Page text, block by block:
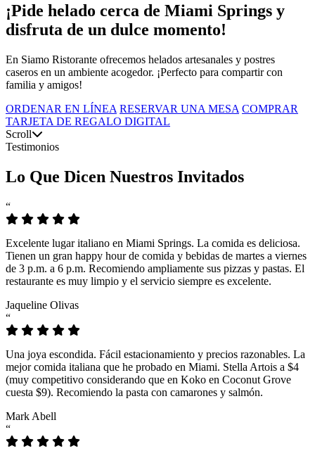
¡Pide helado cerca de Miami Springs y
disfruta de un dulce momento!
En Siamo Ristorante ofrecemos helados artesanales y postres
caseros en un ambiente acogedor. ¡Perfecto para compartir con
familia y amigos!
ORDENAR EN LÍNEA RESERVAR UNA MESA COMPRAR
TARJETA DE REGALO DIGITAL
Scroll
Testimonios
Lo Que Dicen Nuestros Invitados
“
Excelente lugar italiano en Miami Springs. La comida es deliciosa.
Tienen un gran happy hour de comida y bebidas de martes a viernes
de 3 p.m. a 6 p.m. Recomiendo ampliamente sus pizzas y pastas. El
restaurante es muy limpio y el servicio siempre es excelente.
Jaqueline Olivas
“
Una joya escondida. Fácil estacionamiento y precios razonables. La
mejor comida italiana que he probado en Miami. Stella Artois a $4
(muy competitivo considerando que en Koko en Coconut Grove
cuesta $9). Recomiendo la pasta con camarones y salmón.
Mark Abell
“